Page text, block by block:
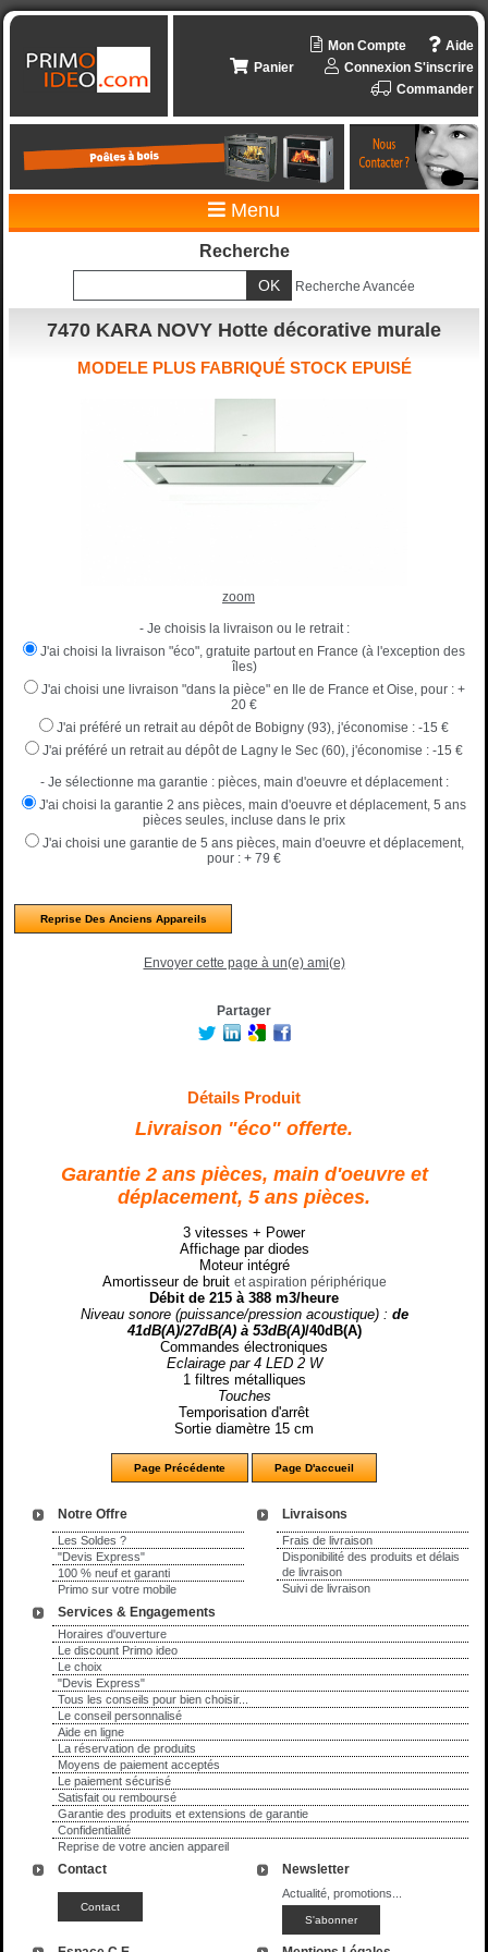
Aide
Mon Compte
Connexion S'inscrire
Panier
Commander
Menu
Notre Offre
Les Soldes ?
"Devis Express"
100 % neuf et garanti
Primo sur votre mobile
Livraisons
Frais de livraison
Disponibilité des produits et délais
de livraison
Suivi de livraison
Services & Engagements
Horaires d'ouverture
Le discount Primo ideo
Le choix
"Devis Express"
Tous les conseils pour bien choisir...
Le conseil personnalisé
Aide en ligne
La réservation de produits
Moyens de paiement acceptés
Le paiement sécurisé
Satisfait ou remboursé
Garantie des produits et extensions de garantie
Confidentialité
Reprise de votre ancien appareil
Recherche
Recherche Avancée
Contact Newsletter
Actualité, promotions...
7470 KARA NOVY Hotte décorative murale
MODELE PLUS FABRIQUÉ STOCK EPUISÉ
zoom
- Je choisis la livraison ou le retrait :
J'ai choisi la livraison "éco", gratuite partout en France (à l'exception des
îles)
J'ai choisi une livraison "dans la pièce" en Ile de France et Oise, pour :+
20 €
J'ai préféré un retrait au dépôt de Bobigny (93), j'économise : -15 €
J'ai préféré un retrait au dépôt de Lagny le Sec (60), j'économise : -15 €
- Je sélectionne ma garantie : pièces, main d'oeuvre et déplacement :
J'ai choisi la garantie 2 ans pièces, main d'oeuvre et déplacement, 5 ans
pièces seules, incluse dans le prix
J'ai choisi une garantie de 5 ans pièces, main d'oeuvre et déplacement,
pour : + 79 €
Reprise Des Anciens Appareils
Envoyer cette page à un(e) ami(e)
Partager
Détails Produit
Livraison "éco" offerte.
Garantie 2 ans pièces, main d'oeuvre et
déplacement, 5 ans pièces.
3 vitesses + Power
Affichage par diodes
Moteur intégré
Amortisseur de bruit et aspiration périphérique
Débit de 215 à 388 m3/heure
Niveau sonore (puissance/pression acoustique) : de
41dB(A)/27dB(A) à 53dB(A)/40dB(A)
Commandes électroniques
Eclairage par 4 LED 2 W
1 filtres métalliques
Touches
Temporisation d'arrêt
Sortie diamètre 15 cm